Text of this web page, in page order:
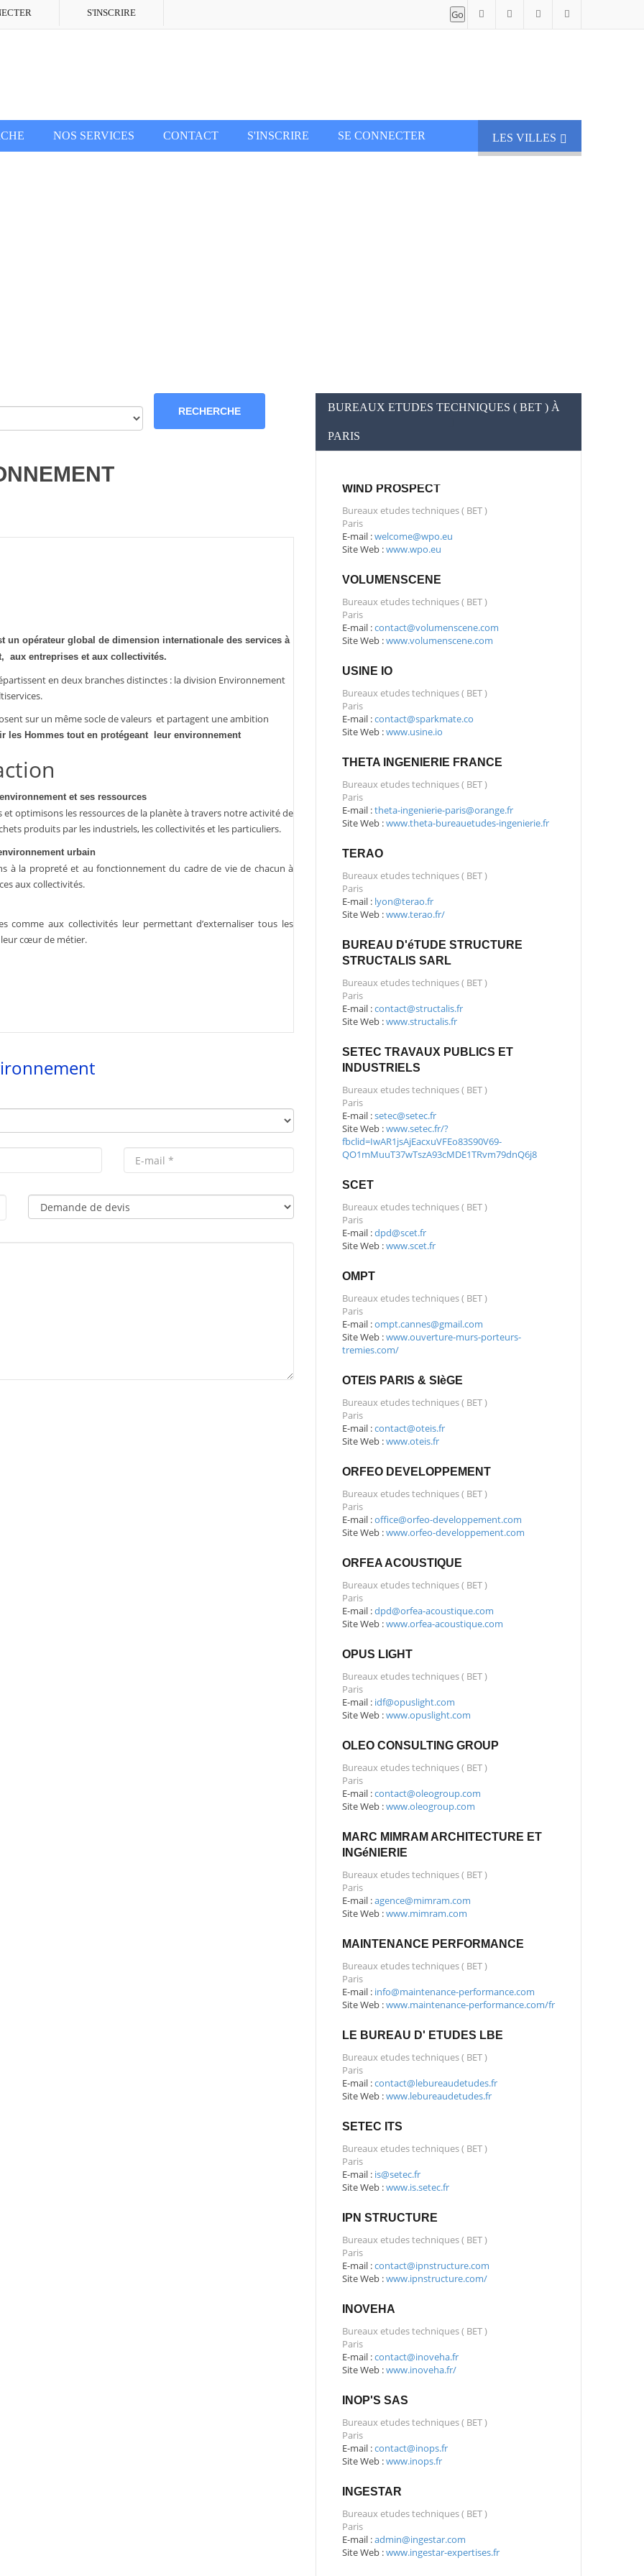
S'INSCRIRE
NOS SERVICES CONTACT S'INSCRIRE SE CONNECTER LES VILLES
un opérateur global de dimension internationale des services à
aux entreprises et aux collectivités.
en deux branches distinctes : la division Environnement
sur un même socle de valeurs et partagent une ambition
les Hommes tout en protégeant leur environnement
et ses ressources
et optimisons les ressources de la planète à travers notre activité de
produits par les industriels, les collectivités et les particuliers.
urbain
à la propreté et au fonctionnement du cadre de vie de chacun à
aux collectivités.
comme aux collectivités leur permettant d’externaliser tous les
leur cœur de métier.
BUREAUX ETUDES TECHNIQUES ( BET ) À
PARIS
WIND PROSPECT
Bureaux etudes techniques ( BET )
Paris
E-mail :welcome@wpo.eu
Site Web :www.wpo.eu
VOLUMENSCENE
Bureaux etudes techniques ( BET )
Paris
E-mail :contact@volumenscene.com
Site Web :www.volumenscene.com
USINE IO
Bureaux etudes techniques ( BET )
Paris
E-mail :contact@sparkmate.co
Site Web :www.usine.io
THETA INGENIERIE FRANCE
Bureaux etudes techniques ( BET )
Paris
E-mail :theta-ingenierie-paris@orange.fr
Site Web :www.theta-bureauetudes-ingenierie.fr
TERAO
Bureaux etudes techniques ( BET )
Paris
E-mail : lyon@terao.fr
Site Web :www.terao.fr/
BUREAU D'éTUDE STRUCTURE
STRUCTALIS SARL
Bureaux etudes techniques ( BET )
Paris
E-mail :contact@structalis.fr
Site Web :www.structalis.fr
SETEC TRAVAUX PUBLICS ET
INDUSTRIELS
Bureaux etudes techniques ( BET )
Paris
E-mail :setec@setec.fr
Site Web :www.setec.fr/?
fbclid=IwAR1jsAjEacxuVFEo83S90V69-
QO1mMuuT37wTszA93cMDE1TRvm79dnQ6j8
SCET
Bureaux etudes techniques ( BET )
Paris
E-mail :dpd@scet.fr
Site Web :www.scet.fr
OMPT
Bureaux etudes techniques ( BET )
Paris
E-mail :ompt.cannes@gmail.com
Site Web :www.ouverture-murs-porteurs-
tremies.com/
OTEIS PARIS & SIèGE
Bureaux etudes techniques ( BET )
Paris
E-mail :contact@oteis.fr
Site Web :www.oteis.fr
ORFEO DEVELOPPEMENT
Bureaux etudes techniques ( BET )
Paris
E-mail :office@orfeo-developpement.com
Site Web :www.orfeo-developpement.com
ORFEA ACOUSTIQUE
Bureaux etudes techniques ( BET )
Paris
E-mail :dpd@orfea-acoustique.com
Site Web :www.orfea-acoustique.com
OPUS LIGHT
Bureaux etudes techniques ( BET )
Paris
E-mail : idf@opuslight.com
Site Web :www.opuslight.com
OLEO CONSULTING GROUP
Bureaux etudes techniques ( BET )
Paris
E-mail :contact@oleogroup.com
Site Web :www.oleogroup.com
MARC MIMRAM ARCHITECTURE ET
INGéNIERIE
Bureaux etudes techniques ( BET )
Paris
E-mail :agence@mimram.com
Site Web :www.mimram.com
MAINTENANCE PERFORMANCE
Bureaux etudes techniques ( BET )
Paris
E-mail : info@maintenance-performance.com
Site Web :www.maintenance-performance.com/fr
LE BUREAU D' ETUDES LBE
Bureaux etudes techniques ( BET )
Paris
E-mail :contact@lebureaudetudes.fr
Site Web :www.lebureaudetudes.fr
SETEC ITS
Bureaux etudes techniques ( BET )
Paris
E-mail : is@setec.fr
Site Web :www.is.setec.fr
IPN STRUCTURE
Bureaux etudes techniques ( BET )
Paris
E-mail :contact@ipnstructure.com
Site Web :www.ipnstructure.com/
INOVEHA
Bureaux etudes techniques ( BET )
Paris
E-mail :contact@inoveha.fr
Site Web :www.inoveha.fr/
INOP'S SAS
Bureaux etudes techniques ( BET )
Paris
E-mail :contact@inops.fr
Site Web :www.inops.fr
INGESTAR
Bureaux etudes techniques ( BET )
Paris
E-mail :admin@ingestar.com
Site Web :www.ingestar-expertises.fr